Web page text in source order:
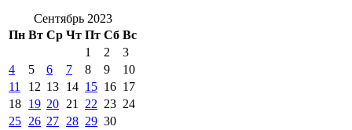
Сентябрь 2023
Пн Вт Ср Чт Пт Сб Вс
1
2
3
4
5 6 7 8 9
10
11
12 13 14 15 16 17
18 19 20 21 22 23 24
25 26 27 28 29 30